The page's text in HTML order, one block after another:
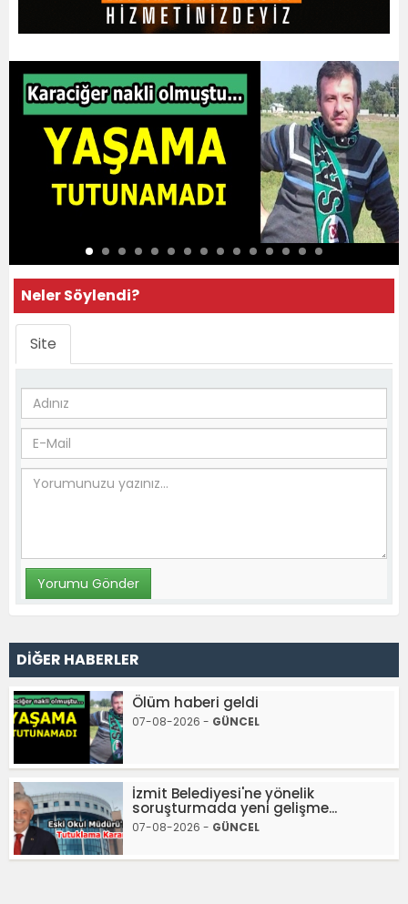
Neler Söylendi?
Site
DİĞER HABERLER
Ölüm haberi geldi
07-08-2026 - GÜNCEL
İzmit Belediyesi'ne yönelik
soruşturmada yeni gelişme...
07-08-2026 - GÜNCEL